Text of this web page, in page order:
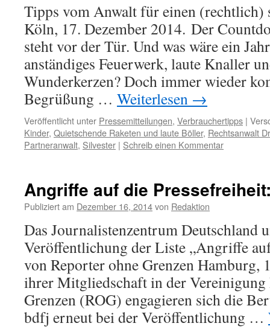
Tipps vom Anwalt für einen (rechtlich)
Köln, 17. Dezember 2014. Der
steht vor der Tür. Und was wäre ein
anständiges Feuerwerk, laute Knaller
Wunderkerzen? Doch immer wieder
Begrüßung … Weiterlesen →
Veröffentlicht unter Pressemitteilungen, Verbrauchertipps |
Kinder, Quietschende Raketen und laute Böller, Rechtsanwalt
Partneranwalt, Silvester | Schreib einen Kommentar
Angriffe auf die
Publiziert am Dezember 16, 2014von Redaktion
Das Journalistenzentrum Deutschland
Veröffentlichung der Liste „Angriffe
von Reporter ohne Grenzen Hamburg,
ihrer Mitgliedschaft in der Vereinigung
Grenzen (ROG) engagieren sich die
bdfj erneut bei der Veröffentlichung …